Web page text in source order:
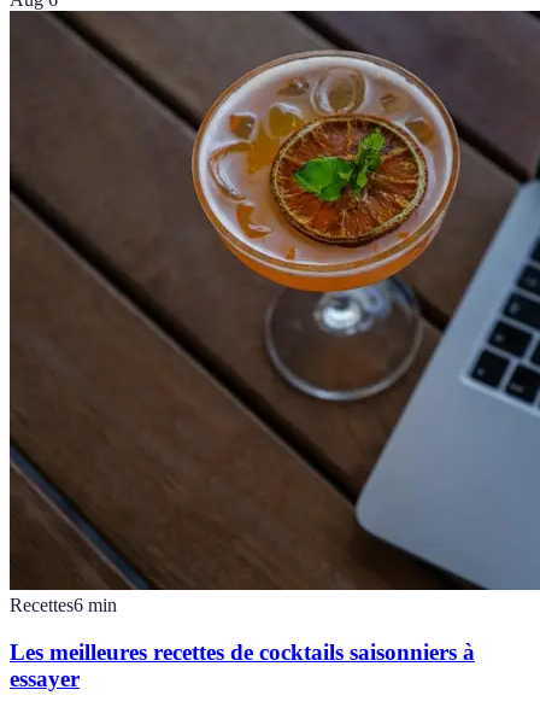
Recettes6 min
Les meilleures recettes de cocktails saisonniers à
essayer